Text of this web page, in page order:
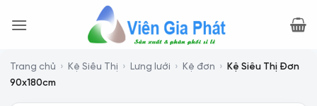
qua
dungTrang chủ › Kệ Siêu Thị › Lưng lưới › Kệ đơn ›
Kệ Siêu Thị Đơn
90x180cm